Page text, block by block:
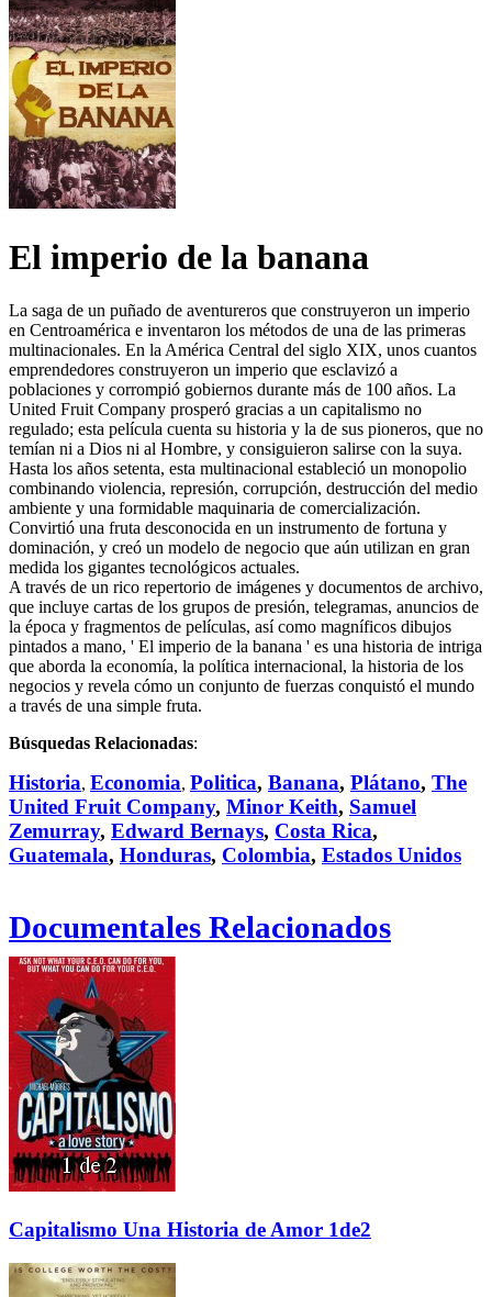
El imperio de la banana
La saga de un puñado de aventureros que construyeron un imperio
en Centroamérica e inventaron los métodos de una de las primeras
multinacionales. En la América Central del siglo XIX, unos cuantos
emprendedores construyeron un imperio que esclavizó a
poblaciones y corrompió gobiernos durante más de 100 años. La
United Fruit Company prosperó gracias a un capitalismo no
regulado; esta película cuenta su historia y la de sus pioneros, que no
temían ni a Dios ni al Hombre, y consiguieron salirse con la suya.
Hasta los años setenta, esta multinacional estableció un monopolio
combinando violencia, represión, corrupción, destrucción del medio
ambiente y una formidable maquinaria de comercialización.
Convirtió una fruta desconocida en un instrumento de fortuna y
dominación, y creó un modelo de negocio que aún utilizan en gran
medida los gigantes tecnológicos actuales.
A través de un rico repertorio de imágenes y documentos de archivo,
que incluye cartas de los grupos de presión, telegramas, anuncios de
la época y fragmentos de películas, así como magníficos dibujos
pintados a mano, ' El imperio de la banana ' es una historia de intriga
que aborda la economía, la política internacional, la historia de los
negocios y revela cómo un conjunto de fuerzas conquistó el mundo
a través de una simple fruta.
Búsquedas Relacionadas:
Historia, Economia, Politica, Banana, Plátano, The
United Fruit Company, Minor Keith, Samuel
Zemurray, Edward Bernays, Costa Rica,
Guatemala, Honduras, Colombia, Estados Unidos
Documentales Relacionados
Capitalismo Una Historia de Amor 1de2